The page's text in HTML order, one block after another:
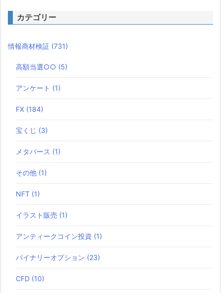
カテゴリー
情報商材検証 (731)
高額当選○○ (5)
アンケート (1)
FX (184)
宝くじ (3)
メタバース (1)
その他 (1)
NFT (1)
イラスト販売 (1)
アンティークコイン投資 (1)
バイナリーオプション (23)
CFD (10)